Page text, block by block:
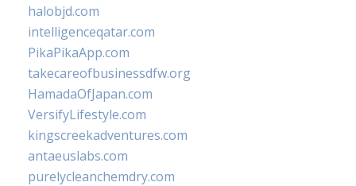
halobjd.com
intelligenceqatar.com
PikaPikaApp.com
takecareofbusinessdfw.org
HamadaOfJapan.com
VersifyLifestyle.com
kingscreekadventures.com
antaeuslabs.com
purelycleanchemdry.com